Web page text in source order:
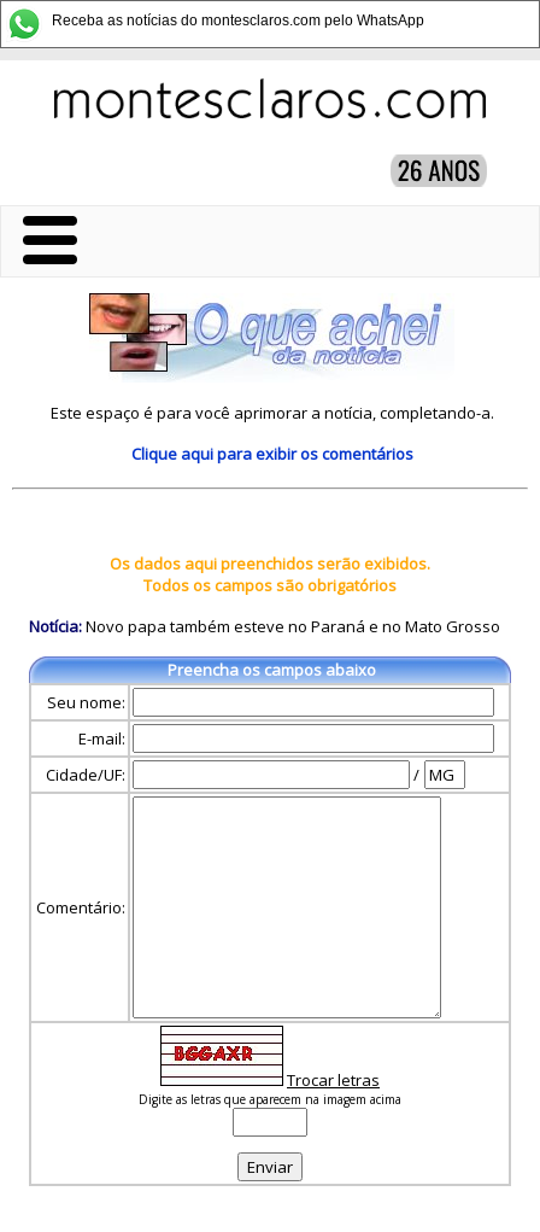
Receba as notícias do montesclaros.com pelo WhatsApp
Este espaço é para você aprimorar a notícia, completando-a.
Clique aquipara exibir os comentários
Os dados aqui preenchidos serão exibidos.
Todos os campos são obrigatórios
Notícia:Novo papa também esteve no Paraná e no Mato Grosso
Preencha os campos abaixo
Seu nome:
E-mail:
Cidade/UF:
/
Comentário:
Trocar letras
Digite as letras que aparecem na imagem acima